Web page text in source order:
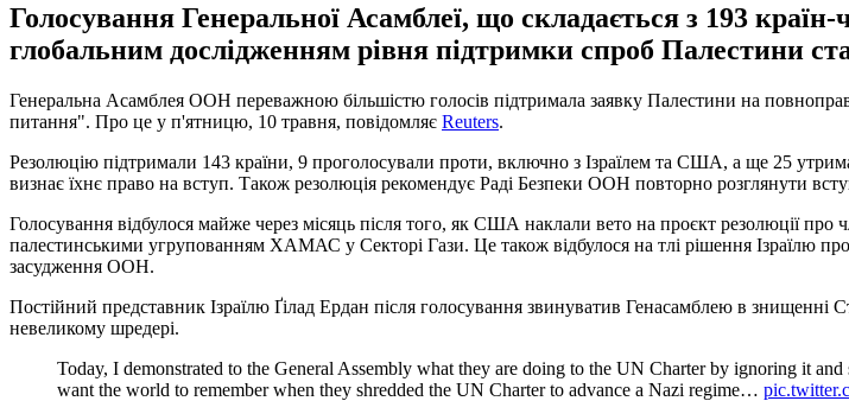
Голосування Генеральної Асамблеї, що складається з 193
глобальним дослідженням рівня підтримки спроб Палестини
Генеральна Асамблея ООН переважною більшістю голосів підтримала заявку Палестини на
питання". Про це у п'ятницю, 10 травня, повідомляє Reuters.
Резолюцію підтримали 143 країни, 9 проголосували проти, включно з Ізраїлем та США, а ще 25
визнає їхнє право на вступ. Також резолюція рекомендує Раді Безпеки ООН повторно розглянути
Голосування відбулося майже через місяць після того, як США наклали вето на проєкт резолюції про
палестинськими угрупованням ХАМАС у Секторі Гази. Це також відбулося на тлі рішення Ізраїлю
засудження ООН.
Постійний представник Ізраїлю Ґілад Ердан після голосування звинуватив Генасамблею в знищенні
невеликому шредері.
Today, I demonstrated to the General Assembly what they are doing to the UN Charter by ignoring it
want the world to remember when they shredded the UN Charter to advance a Nazi regime…